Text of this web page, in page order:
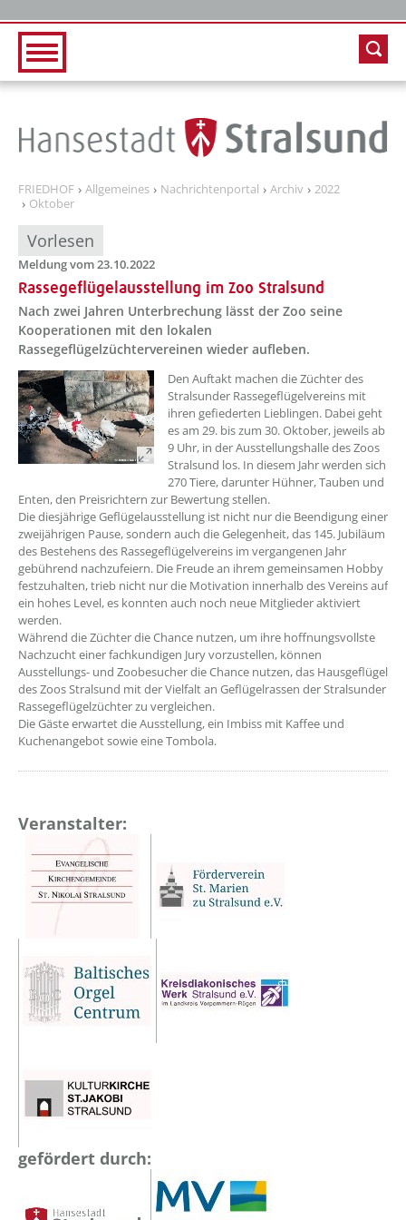
FRIEDHOF Allgemeines Nachrichtenportal Archiv
2022
Oktober
Vorlesen
Meldung vom 23.10.2022
Rassegeflügelausstellung im Zoo Stralsund
Nach zwei Jahren Unterbrechung lässt der Zoo seine
Kooperationen mit den lokalen
Rassegeflügelzüchtervereinen wieder aufleben.
??? absaetzeOben[1]/titel ???
Den Auftakt machen die Züchter des
Stralsunder Rassegeflügelvereins mit
ihren gefiederten Lieblingen. Dabei geht
es am 29. bis zum 30. Oktober, jeweils ab
9 Uhr, in der Ausstellungshalle des Zoos
Stralsund los. In diesem Jahr werden sich
270 Tiere, darunter Hühner, Tauben und
Enten, den Preisrichtern zur Bewertung stellen.
Die diesjährige Geflügelausstellung ist nicht nur die Beendigung einer
zweijährigen Pause, sondern auch die Gelegenheit, das 145. Jubiläum
des Bestehens des Rassegeflügelvereins im vergangenen Jahr
gebührend nachzufeiern. Die Freude an ihrem gemeinsamen Hobby
festzuhalten, trieb nicht nur die Motivation innerhalb des Vereins auf
ein hohes Level, es konnten auch noch neue Mitglieder aktiviert
werden.
Während die Züchter die Chance nutzen, um ihre hoffnungsvollste
Nachzucht einer fachkundigen Jury vorzustellen, können
Ausstellungs- und Zoobesucher die Chance nutzen, das Hausgeflügel
des Zoos Stralsund mit der Vielfalt an Geflügelrassen der Stralsunder
Rassegeflügelzüchter zu vergleichen.
Die Gäste erwartet die Ausstellung, ein Imbiss mit Kaffee und
Kuchenangebot sowie eine Tombola.
Veranstalter:
gefördert durch: